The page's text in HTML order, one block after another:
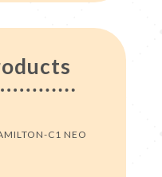
C1 NEO